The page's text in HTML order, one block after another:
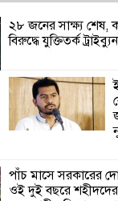
২৮ জনের সাক্ষ্য শেষ,
বিরুদ্ধে যুক্তিতর্ক
পাঁচ মাসে সরকারের
ওই দুই বছরে